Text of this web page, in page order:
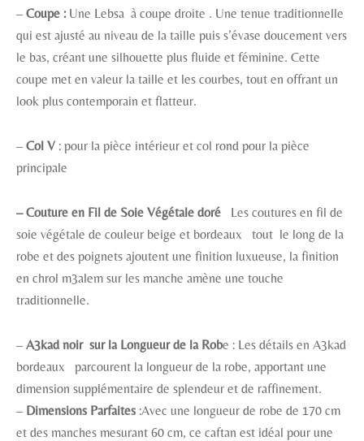
– Coupe : Une Lebsa à coupe droite . Une tenue traditionnelle
qui est ajusté au niveau de la taille puis s’évase doucement vers
le bas, créant une silhouette plus fluide et féminine. Cette
coupe met en valeur la taille et les courbes, tout en offrant un
look plus contemporain et flatteur.
– Col V : pour la pièce intérieur et col rond pour la pièce
principale
– Couture en Fil de Soie Végétale doré
Les coutures en fil de
soie végétale de couleur beige et bordeaux tout le long de la
robe et des poignets ajoutent une finition luxueuse, la finition
en chrol m3alem sur les manche amène une touche
traditionnelle.
– A3kad noir sur la Longueur de la Robe : Les détails en A3kad
bordeaux parcourent la longueur de la robe, apportant une
dimension supplémentaire de splendeur et de raffinement.
– Dimensions Parfaites :Avec une longueur de robe de 170 cm
et des manches mesurant 60 cm, ce caftan est idéal pour une